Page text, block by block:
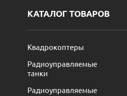
КАТАЛОГ ТОВАРОВ
Квадрокоптеры
Радиоуправляемые
танки
Радиоуправляемые